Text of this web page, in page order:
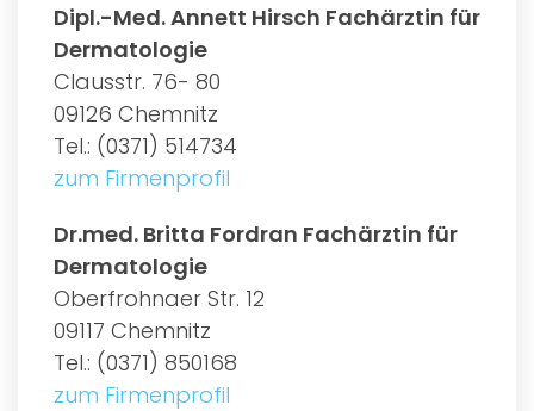
Dipl.-Med. Annett Hirsch Fachärztin für
Dermatologie
Clausstr. 76- 80
09126 Chemnitz
Tel.: (0371) 514734
zum Firmenprofil
Dr.med. Britta Fordran Fachärztin für
Dermatologie
Oberfrohnaer Str. 12
09117 Chemnitz
Tel.: (0371) 850168
zum Firmenprofil